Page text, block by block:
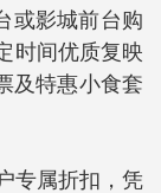
或影城前台购
时间优质复映
及特惠小食套
专属折扣，凭